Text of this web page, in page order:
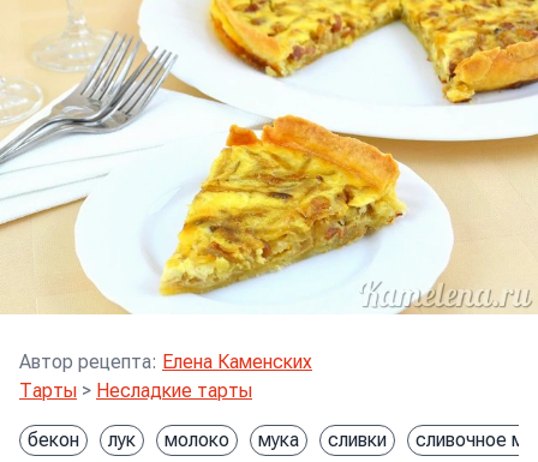
Автор рецепта: Елена Каменских
Тарты > Несладкие тарты
бекон лук молоко мука сливки сливочное